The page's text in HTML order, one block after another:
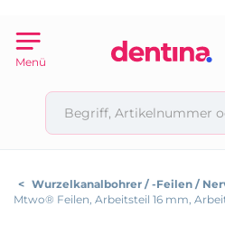
Menü
< Wurzelkanalbohrer / -Feilen /
Mtwo® Feilen, Arbeitsteil 16 mm,